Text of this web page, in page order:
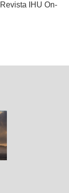
Revista IHU On-